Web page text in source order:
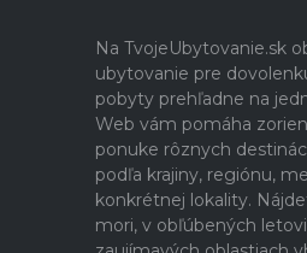
Na TvojeUbytovanie.sk
ubytovanie pre
pobyty prehľadne na
Web vám pomáha
ponuke rôznych
podľa krajiny, regiónu,
konkrétnej lokality.
mori, v obľúbených